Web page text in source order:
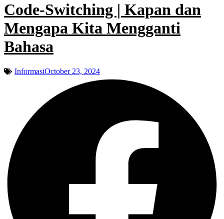
Code-Switching | Kapan dan
Mengapa Kita Mengganti
Bahasa
InformasiOctober 23, 2024